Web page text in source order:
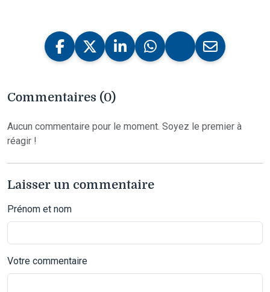
Commentaires (0)
Aucun commentaire pour le moment. Soyez le premier à
réagir !
Laisser un commentaire
Prénom et nom
Votre commentaire